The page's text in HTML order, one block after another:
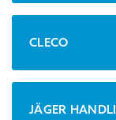
CLECO
JÄGER